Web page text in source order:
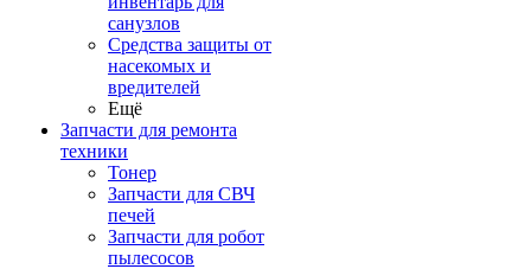
санузлов
Средства защиты от
насекомых и
вредителей
Ещё
Запчасти для ремонта
техники
Тонер
Запчасти для СВЧ
печей
Запчасти для робот
пылесосов